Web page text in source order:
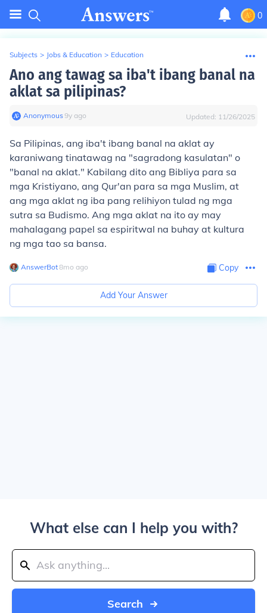
0
Subjects > Jobs & Education > Education
Ano ang tawag sa iba't ibang banal na
aklat sa pilipinas?
Anonymous∙9y ago Updated: 11/26/2025
Sa Pilipinas, ang iba't ibang banal na aklat ay
karaniwang tinatawag na "sagradong kasulatan" o
"banal na aklat." Kabilang dito ang Bibliya para sa
mga Kristiyano, ang Qur'an para sa mga Muslim, at
ang mga aklat ng iba pang relihiyon tulad ng mga
sutra sa Budismo. Ang mga aklat na ito ay may
mahalagang papel sa espiritwal na buhay at kultura
ng mga tao sa bansa.
AnswerBot∙8mo ago Copy
Add Your Answer
What else can I help you with?
Search